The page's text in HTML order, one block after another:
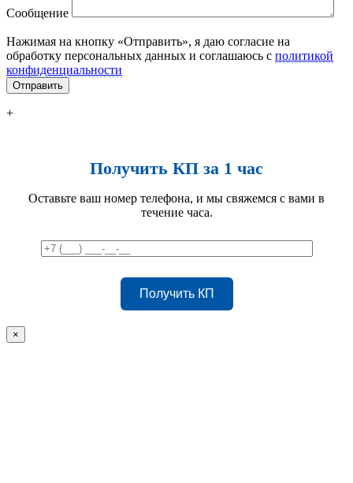
Сообщение
Нажимая на кнопку «Отправить», я даю согласие на
обработку персональных данных и соглашаюсь c политикой
конфиденциальности
+
Получить КП за 1 час
Оставьте ваш номер телефона, и мы свяжемся с вами в
течение часа.
×